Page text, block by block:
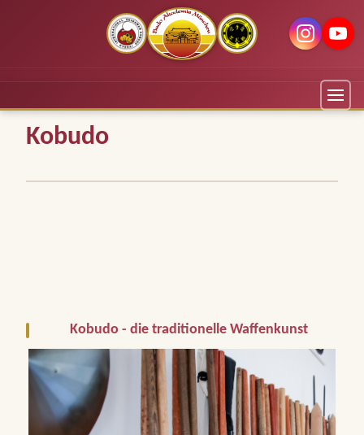
Kobudo
Kobudo - die traditionelle Waffenkunst